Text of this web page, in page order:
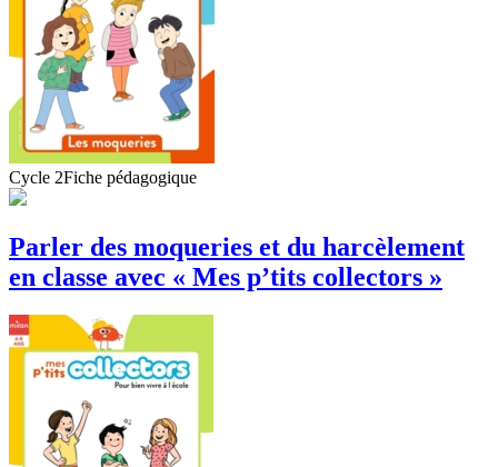
Cycle 2Fiche pédagogique
Parler des moqueries et du harcèlement
en classe avec « Mes p’tits collectors »